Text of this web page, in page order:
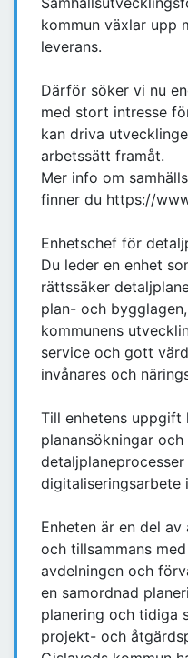
kommun växlar upp
leverans.
Därför söker vi nu
med stort intresse
kan driva
arbetssätt framåt.
Mer info om
finner du https://
Enhetschef för
Du leder en enhet
rättssäker
plan- och
kommunens
service och gott
invånares och
Till enhetens uppgift
planansökningar
detaljplaneprocesser
digitaliseringsarbete
Enheten är en del av
och tillsammans
avdelningen och
en samordnad
planering och tidiga
projekt- och